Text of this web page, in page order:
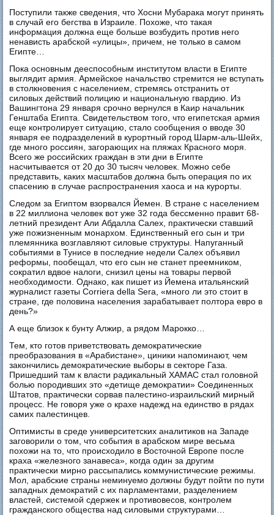
Поступили также сведения, что Хосни Мубарака могут принять
в случай его бегства в Израиле. Похоже, что такая
информация должна еще больше возбудить против него
ненависть арабской «улицы», причем, не только в самом
Египте…
Пока основным дееспособным институтом власти в Египте
выглядит армия. Армейское начальство стремится не вступать
в столкновения с населением, стремясь отстранить от
силовых действий полицию и национальную гвардию. Из
Вашингтона 29 января срочно вернулся в Каир начальник
Генштаба Египта. Свидетельством того, что египетская армия
еще контролирует ситуацию, стало сообщения о вводе 30
января ее подразделений в курортный город Шарм-аль-Шейх,
где много россиян, загорающих на пляжах Красного моря.
Всего же российских граждан в эти дни в Египте
насчитывается от 20 до 30 тысяч человек. Можно себе
представить, каких масштабов должна быть операция по их
спасению в случае распространения хаоса и на курорты.
Следом за Египтом взорвался Йемен. В стране с населением
в 22 миллиона человек вот уже 32 года бессменно правит 68-
летний президент Али Абдалла Салех, практически ставший
уже пожизненным монархом. Единственный его сын и три
племянника возглавляют силовые структуры. Напуганный
событиями в Тунисе в последние недели Салех объявил
реформы, пообещал, что его сын не станет преемником,
сократил вдвое налоги, снизил цены на товары первой
необходимости. Однако, как пишет из Йемена итальянский
журналист газеты Corriera della Sera, «много ли это стоит в
стране, где половина населения зарабатывает полтора евро в
день?»
А еще близок к бунту Алжир, а рядом Марокко…
Тем, кто готов приветствовать демократические
преобразования в «Арабистане», циники напоминают, чем
закончились демократические выборы в секторе Газа.
Пришедший там к власти радикальный ХАМАС стал головной
болью породивших это «детище демократии» Соединенных
Штатов, практически сорвав палестино-израильский мирный
процесс. Не говоря уже о крахе надежд на единство в рядах
самих палестинцев.
Оптимисты в среде университетских аналитиков на Западе
заговорили о том, что события в арабском мире весьма
похожи на то, что происходило в Восточной Европе после
краха «железного занавеса», когда один за другим
практически мирно рассыпались коммунистические режимы.
Мол, арабские страны неминуемо должны будут пойти по пути
западных демократий с их парламентами, разделением
властей, системой сдержек и противовесов, контролем
гражданского общества над силовыми структурами…